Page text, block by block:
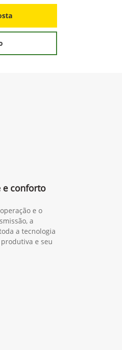
e conforto
e o
a
a tecnologia
e seu